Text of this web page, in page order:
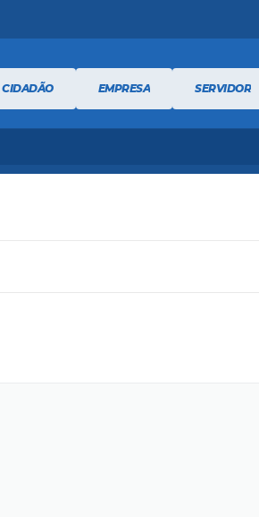
CIDADÃO EMPRESA SERVIDOR